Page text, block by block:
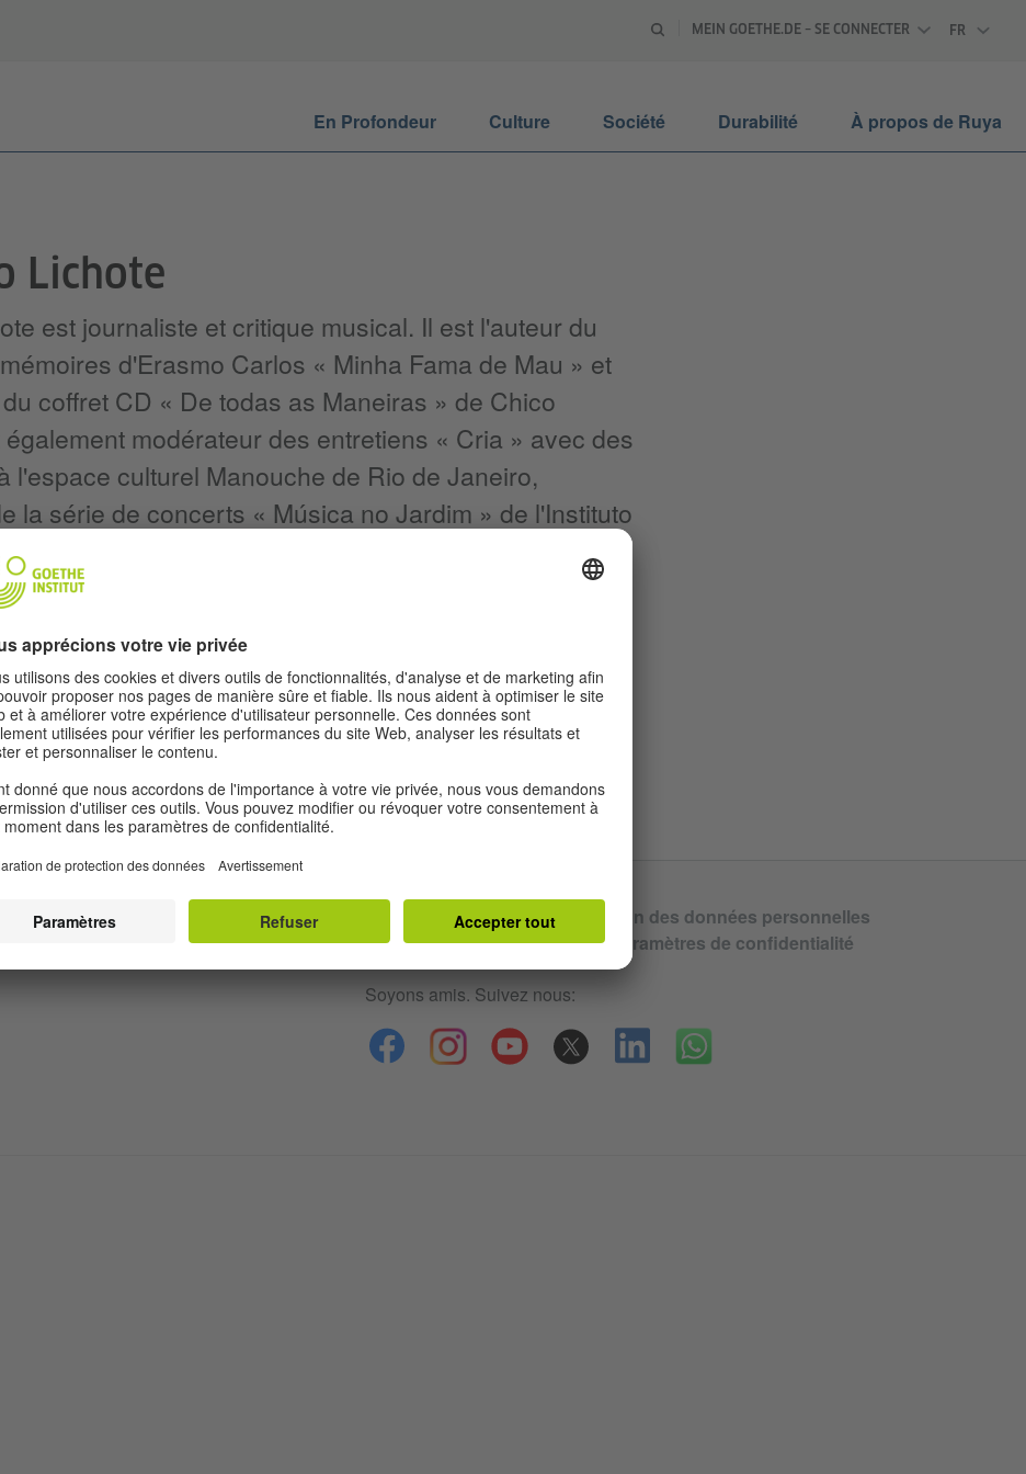
MEIN GOETHE.DE – SE CONNECTER
FR
En Profondeur Culture Société Durabilité À propos de Ruya
Lichote
est journaliste et critique musical. Il est l'auteur du
d'Erasmo Carlos « Minha Fama de Mau » et
coffret CD « De todas as Maneiras » de Chico
modérateur des entretiens « Cria » avec des
l'espace culturel Manouche de Rio de Janeiro,
la série de concerts « Música no Jardim » de l'Instituto
coéditeur de la série « Cadernos de Música » et de
musicale électronique « Resenhas miúdas ».
RÉDACTEURS ET AUTEURS
À propos de Ruya Mentions légales
Protection des données personnelles
Conditions d’utilisation
Paramètres de confidentialité
Soyons amis. Suivez nous: